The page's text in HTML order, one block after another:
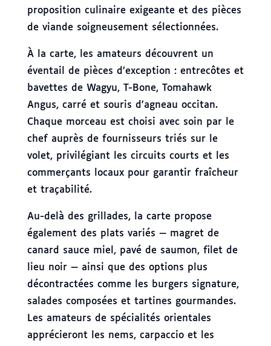
proposition culinaire exigeante et des pièces
de viande soigneusement sélectionnées.
À la carte, les amateurs découvrent un
éventail de pièces d’exception : entrecôtes et
bavettes de Wagyu, T-Bone, Tomahawk
Angus, carré et souris d’agneau occitan.
Chaque morceau est choisi avec soin par le
chef auprès de fournisseurs triés sur le
volet, privilégiant les circuits courts et les
commerçants locaux pour garantir fraîcheur
et traçabilité.
Au-delà des grillades, la carte propose
également des plats variés — magret de
canard sauce miel, pavé de saumon, filet de
lieu noir — ainsi que des options plus
décontractées comme les burgers signature,
salades composées et tartines gourmandes.
Les amateurs de spécialités orientales
apprécieront les nems, carpaccio et les